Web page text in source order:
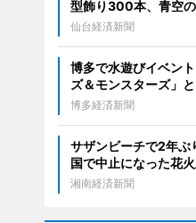
型飾り300本、青空
仙台経済新聞
博多で水遊びイベン
ズ＆モンスターズ」
博多経済新聞
サザンビーチで2年
国で中止になった花
湘南経済新聞